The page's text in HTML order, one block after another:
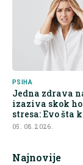
PSIHA
Jedna zdrava
izaziva skok
stresa: Evo šta
endokrinolozi
05. 08. 2026.
Najnovije